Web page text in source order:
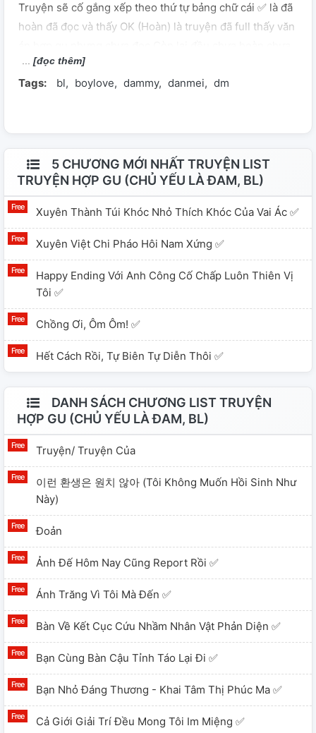
Truyện sẽ cố gắng xếp theo thứ tự bảng chữ cái ✅ là đã
hoàn đã đọc và thấy OK (Hoàn) là truyện đã full thấy văn
đọc nhưng văn án hợp
[đọc thêm]
Tags: bl boylove dammy danmei dm
5 CHƯƠNG MỚI NHẤT TRUYỆN LIST
TRUYỆN HỢP GU (CHỦ YẾU LÀ ĐAM, BL)
Xuyên Thành Túi Khóc Nhỏ Thích Khóc Của Vai Ác ✅
Xuyên Việt Chi Pháo Hôi Nam Xứng ✅
Happy Ending Với Anh Công Cố Chấp Luôn Thiên Vị
Tôi ✅
Chồng Ơi, Ôm Ôm! ✅
Hết Cách Rồi, Tự Biên Tự Diễn Thôi ✅
DANH SÁCH CHƯƠNG LIST TRUYỆN
HỢP GU (CHỦ YẾU LÀ ĐAM, BL)
Truyện/ Truyện Của
이런 환생은 원치 않아 (tôi Không Muốn Hồi Sinh Như
Này)
Đoản
Ảnh Đế Hôm Nay Cũng Report Rồi ✅
Ánh Trăng Vì Tôi Mà Đến ✅
Bàn Về Kết Cục Cứu Nhầm Nhân Vật Phản Diện ✅
Bạn Cùng Bàn Cậu Tỉnh Táo Lại Đi ✅
Bạn Nhỏ Đáng Thương - Khai Tâm Thị Phúc Ma ✅
Cả Giới Giải Trí Đều Mong Tôi Im Miệng ✅